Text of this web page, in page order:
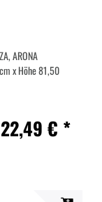
ARONA
x Höhe 81,50
22,49 € *